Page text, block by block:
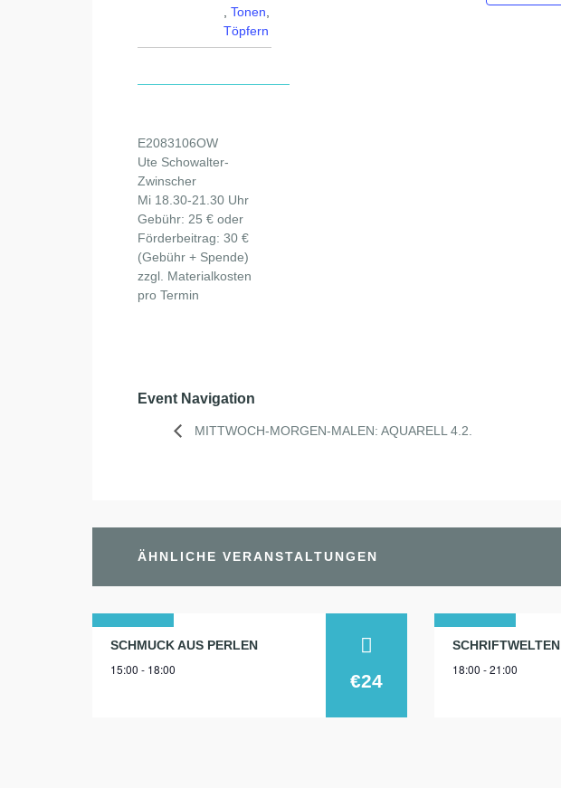
Tonen
Töpfern
E2083106OW
Ute Schowalter-
Zwinscher
Mi 18.30-21.30 Uhr
Gebühr: 25 € oder
Förderbeitrag: 30 €
(Gebühr + Spende)
zzgl. Materialkosten
pro Termin
Event Navigation
MITTWOCH-MORGEN-MALEN: AQUARELL 4.2.
ÄHNLICHE VERANSTALTUNGEN
26
juni
SCHMUCK AUS PERLEN
15:00 - 18:00
€24
07
dez.
SCHRIFTWELTEN
18:00 - 21:00